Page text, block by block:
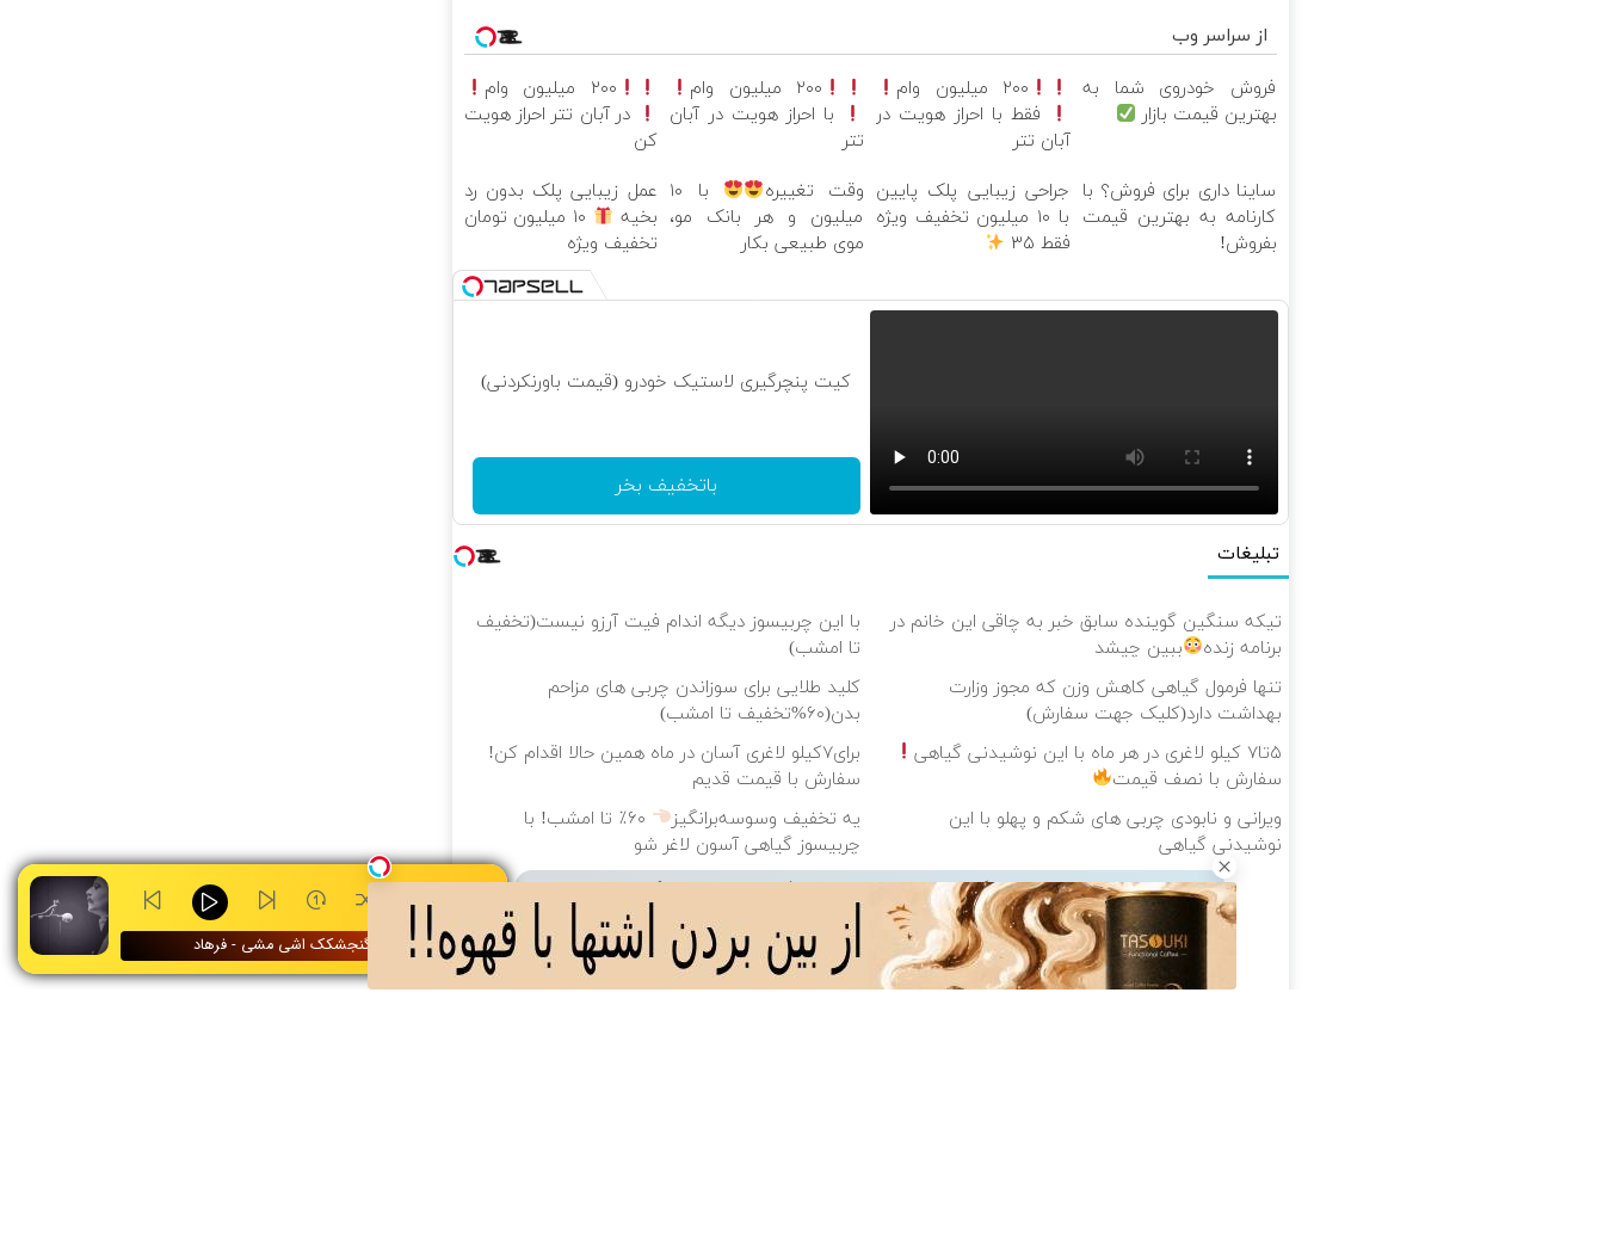
از سراسر وب
فروش خودروی شما به
بهترین قیمت بازار
۲۰۰ میلیون وام
فقط با احراز هویت در
آبان تتر
۲۰۰ میلیون وام
با احراز هویت در آبان
تتر
۲۰۰ میلیون وام
در آبان تتر احراز هویت
کن
ساینا داری برای فروش؟ با
کارنامه به بهترین قیمت
بفروش!
جراحی زیبایی پلک پایین
با ۱۰ میلیون تخفیف ویژه
فقط ۳۵
وقت تغییره
با ۱۰
میلیون و هر بانک مو،
موی طبیعی بکار
عمل زیبایی پلک بدون رد
بخیه
۱۰ میلیون تومان
تخفیف ویژه
کیت پنچرگیری لاستیک خودرو (قیمت باورنکردنی)
باتخفیف بخر
تبلیغات
تیکه سنگین گوینده سابق خبر به چاقی این خانم در
برنامه زنده
ببین چیشد
با این چربیسوز دیگه اندام فیت آرزو نیست(تخفیف
تا امشب)
تنها فرمول گیاهی کاهش وزن که مجوز وزارت
بهداشت دارد(کلیک جهت سفارش)
کلید طلایی برای سوزاندن چربی های مزاحم
بدن(۶۰%تخفیف تا امشب)
۵تا۷ کیلو لاغری در هر ماه با این نوشیدنی گیاهی
سفارش با نصف قیمت
برای۷کیلو لاغری آسان در ماه همین حالا اقدام کن!
سفارش با قیمت قدیم
ویرانی و نابودی چربی های شکم و پهلو با این
نوشیدنی گیاهی
یه تخفیف وسوسه‌برانگیز
۶۰٪ تا امشب! با
چربیسوز گیاهی آسون لاغر شو
دانلود از جلوه موزیک نیم بها و نصف حجم می باشد پس راحت دانلود کنید
گنجشکک اشی مشی - فرهاد ۰:۰۰